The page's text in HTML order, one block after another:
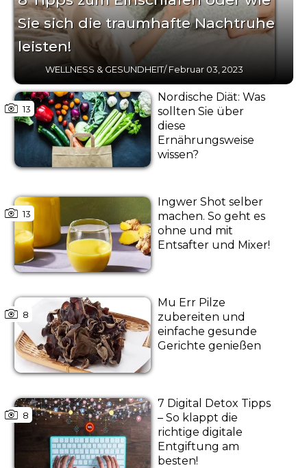
Sie sich die traumhafte Nachtruhe
leisten!
WELLNESS & GESUNDHEIT/Februar 03, 2023
13
Nordische Diät: Was
sollten Sie über
diese
Ernährungsweise
wissen?
13
Ingwer Shot selber
machen. So geht es
ohne und mit
Entsafter und Mixer!
8
Mu Err Pilze
zubereiten und
einfache gesunde
Gerichte genießen
8
7 Digital Detox Tipps
– So klappt die
richtige digitale
Entgiftung am
besten!